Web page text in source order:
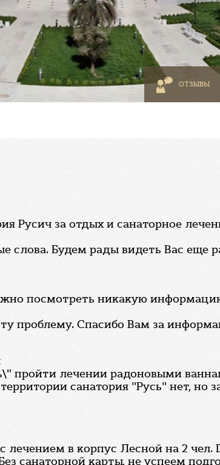
ОТЗЫВЫ
Русич за отдых и санаторное
слова. Будем рады видеть Вас еще
посмотреть никакую
проблему. Спасибо Вам за
пройти лечении радоновыми
санатория "Русь" нет,
лечением в корпус Лесной на 2 чел.
санаторной карты, не успеем